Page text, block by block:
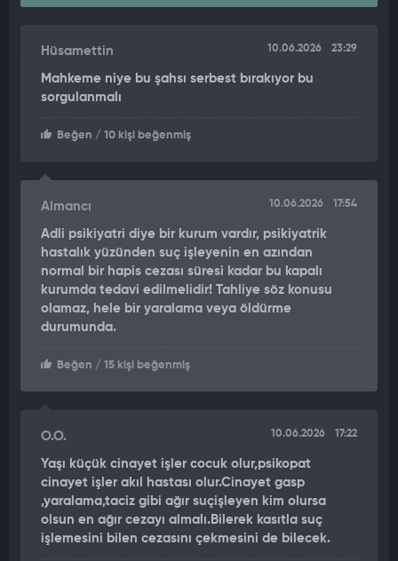
HASTANEDE HAYATINI KAYBETTİ
Çevredekiler durumu 112 Acil Çağrı Merkezi’ne haber
yaşam mücadelesini kaybederek 27 Şubat 2025 tarihinde
hayatını kaybetti.
ŞARTLI OLARAK TAHLİYE EDİLDİ
Olayın ardından tutuklanan A.K.2 Haziran tarihinde görülen
mahkemede şartlı olarak tahliye edildi.
Tahliye edilen A.K’nin parke taşını Ateş’in kafasına atıp kaçtığı
"3 GÜN SONRA EŞİM VEFAT ETTİ"
Şahsın mahkeme tarafından tahliye edilmesinin kendilerini
kimseye zararı olmayan ve çocuklarına düşkün biriydi. Nurettin,
63 yaşındaydı ve emekliydi. Harbiye Mahallesi’nde Nurettin,
yolda yürürken biri tarafından kafasından kaldırım taşıyla
vurularak hastaneye kaldırıldı. Hastanede yoğun bakıma alındı
ve entübe edildi. Olay 2025 yılında, ben evdeyken bana telefon
Hüsamettin 10.06.2026 23:29
Mahkeme niye bu şahsı serbest bırakıyor bu
sorgulanmalı
Beğen / 10 kişi beğenmiş
Almancı 10.06.2026 17:54
Adli psikiyatri diye bir kurum vardır, psikiyatrik
hastalık yüzünden suç işleyenin en azından
normal bir hapis cezası süresi kadar bu kapalı
kurumda tedavi edilmelidir! Tahliye söz konusu
olamaz, hele bir yaralama veya öldürme
durumunda.
Beğen / 15 kişi beğenmiş
O.O. 10.06.2026 17:22
Yaşı küçük cinayet işler cocuk olur,psikopat
cinayet işler akıl hastası olur.Cinayet gasp
,yaralama,taciz gibi ağır suçişleyen kim olursa
olsun en ağır cezayı almalı.Bilerek kasıtla suç
işlemesini bilen cezasını çekmesini de bilecek.